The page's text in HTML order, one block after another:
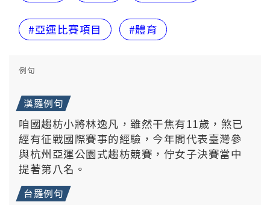
#亞運比賽項目 #體育
例句
漢羅例句
咱國趨枋小將林逸凡，雖然干焦有11歲，煞已
經有征戰國際賽事的經驗，今年閣代表臺灣參
與杭州亞運公園式趨枋競賽，佇女子決賽當中
提著第八名。
台羅例句